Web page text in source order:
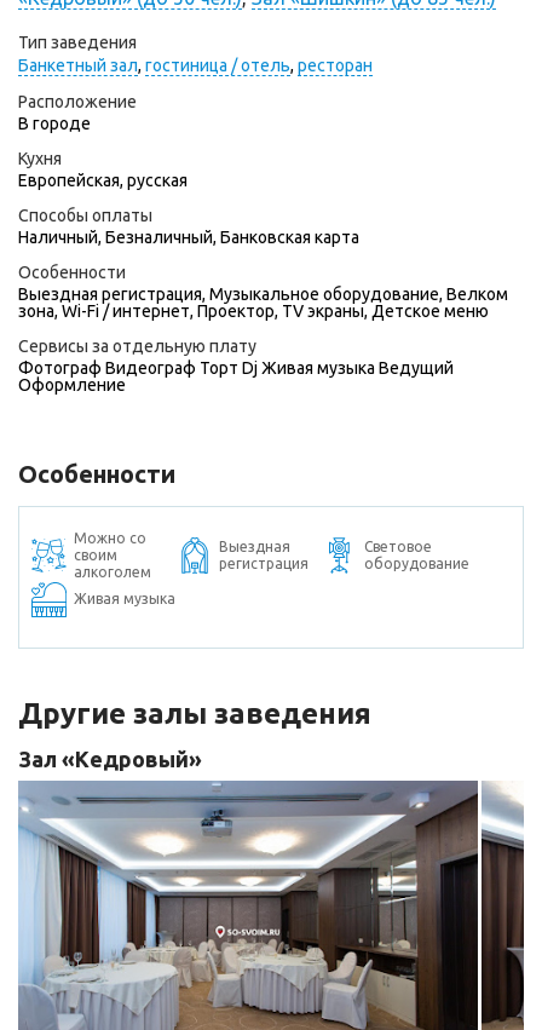
Тип заведения
Банкетный зал, гостиница / отель, ресторан
Расположение
В городе
Кухня
Европейская, русская
Способы оплаты
Наличный, Безналичный, Банковская карта
Особенности
Выездная регистрация, Музыкальное оборудование, Велком
зона, Wi-Fi / интернет, Проектор, TV экраны, Детское меню
Сервисы за отдельную плату
Фотограф Видеограф Торт DjЖивая музыка Ведущий
Оформление
Особенности
Можно со
своим
алкоголем
Выездная
регистрация
Световое
оборудование
Живая музыка
Другие залы заведения
Зал «Кедровый»